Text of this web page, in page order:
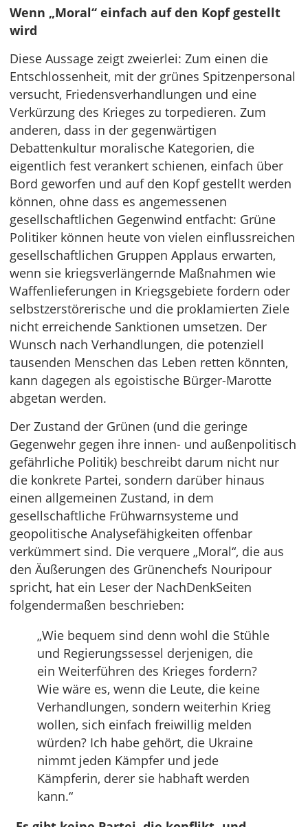
Wenn „Moral“ einfach auf den Kopf gestellt
wird
Diese Aussage zeigt zweierlei: Zum einen die
Entschlossenheit, mit der grünes Spitzenpersonal
versucht, Friedensverhandlungen und eine
Verkürzung des Krieges zu torpedieren. Zum
anderen, dass in der gegenwärtigen
Debattenkultur moralische Kategorien, die
eigentlich fest verankert schienen, einfach über
Bord geworfen und auf den Kopf gestellt werden
können, ohne dass es angemessenen
gesellschaftlichen Gegenwind entfacht: Grüne
Politiker können heute von vielen einflussreichen
gesellschaftlichen Gruppen Applaus erwarten,
wenn sie kriegsverlängernde Maßnahmen wie
Waffenlieferungen in Kriegsgebiete fordern oder
selbstzerstörerische und die proklamierten Ziele
nicht erreichende Sanktionen umsetzen. Der
Wunsch nach Verhandlungen, die potenziell
tausenden Menschen das Leben retten könnten,
kann dagegen als egoistische Bürger-Marotte
abgetan werden.
Der Zustand der Grünen (und die geringe
Gegenwehr gegen ihre innen- und außenpolitisch
gefährliche Politik) beschreibt darum nicht nur
die konkrete Partei, sondern darüber hinaus
einen allgemeinen Zustand, in dem
gesellschaftliche Frühwarnsysteme und
geopolitische Analysefähigkeiten offenbar
verkümmert sind. Die verquere „Moral“, die aus
den Äußerungen des Grünenchefs Nouripour
spricht, hat ein Leser der NachDenkSeiten
folgendermaßen beschrieben:
„Wie bequem sind denn wohl die Stühle
und Regierungssessel derjenigen, die
ein Weiterführen des Krieges fordern?
Wie wäre es, wenn die Leute, die keine
Verhandlungen, sondern weiterhin Krieg
wollen, sich einfach freiwillig melden
würden? Ich habe gehört, die Ukraine
nimmt jeden Kämpfer und jede
Kämpferin, derer sie habhaft werden
kann.“